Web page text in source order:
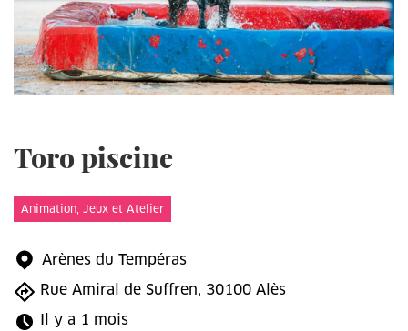
Toro piscine
Animation, Jeux et Atelier
Arènes du Tempéras
Rue Amiral de Suffren, 30100 Alès
Il y a 1 mois